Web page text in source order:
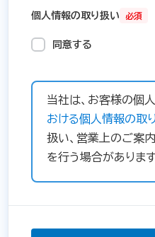
必須
個人情報の取り扱い
同意する
当社は、お客様の個
おける個人情報の取
扱い、営業上のご案内
を行う場合があります